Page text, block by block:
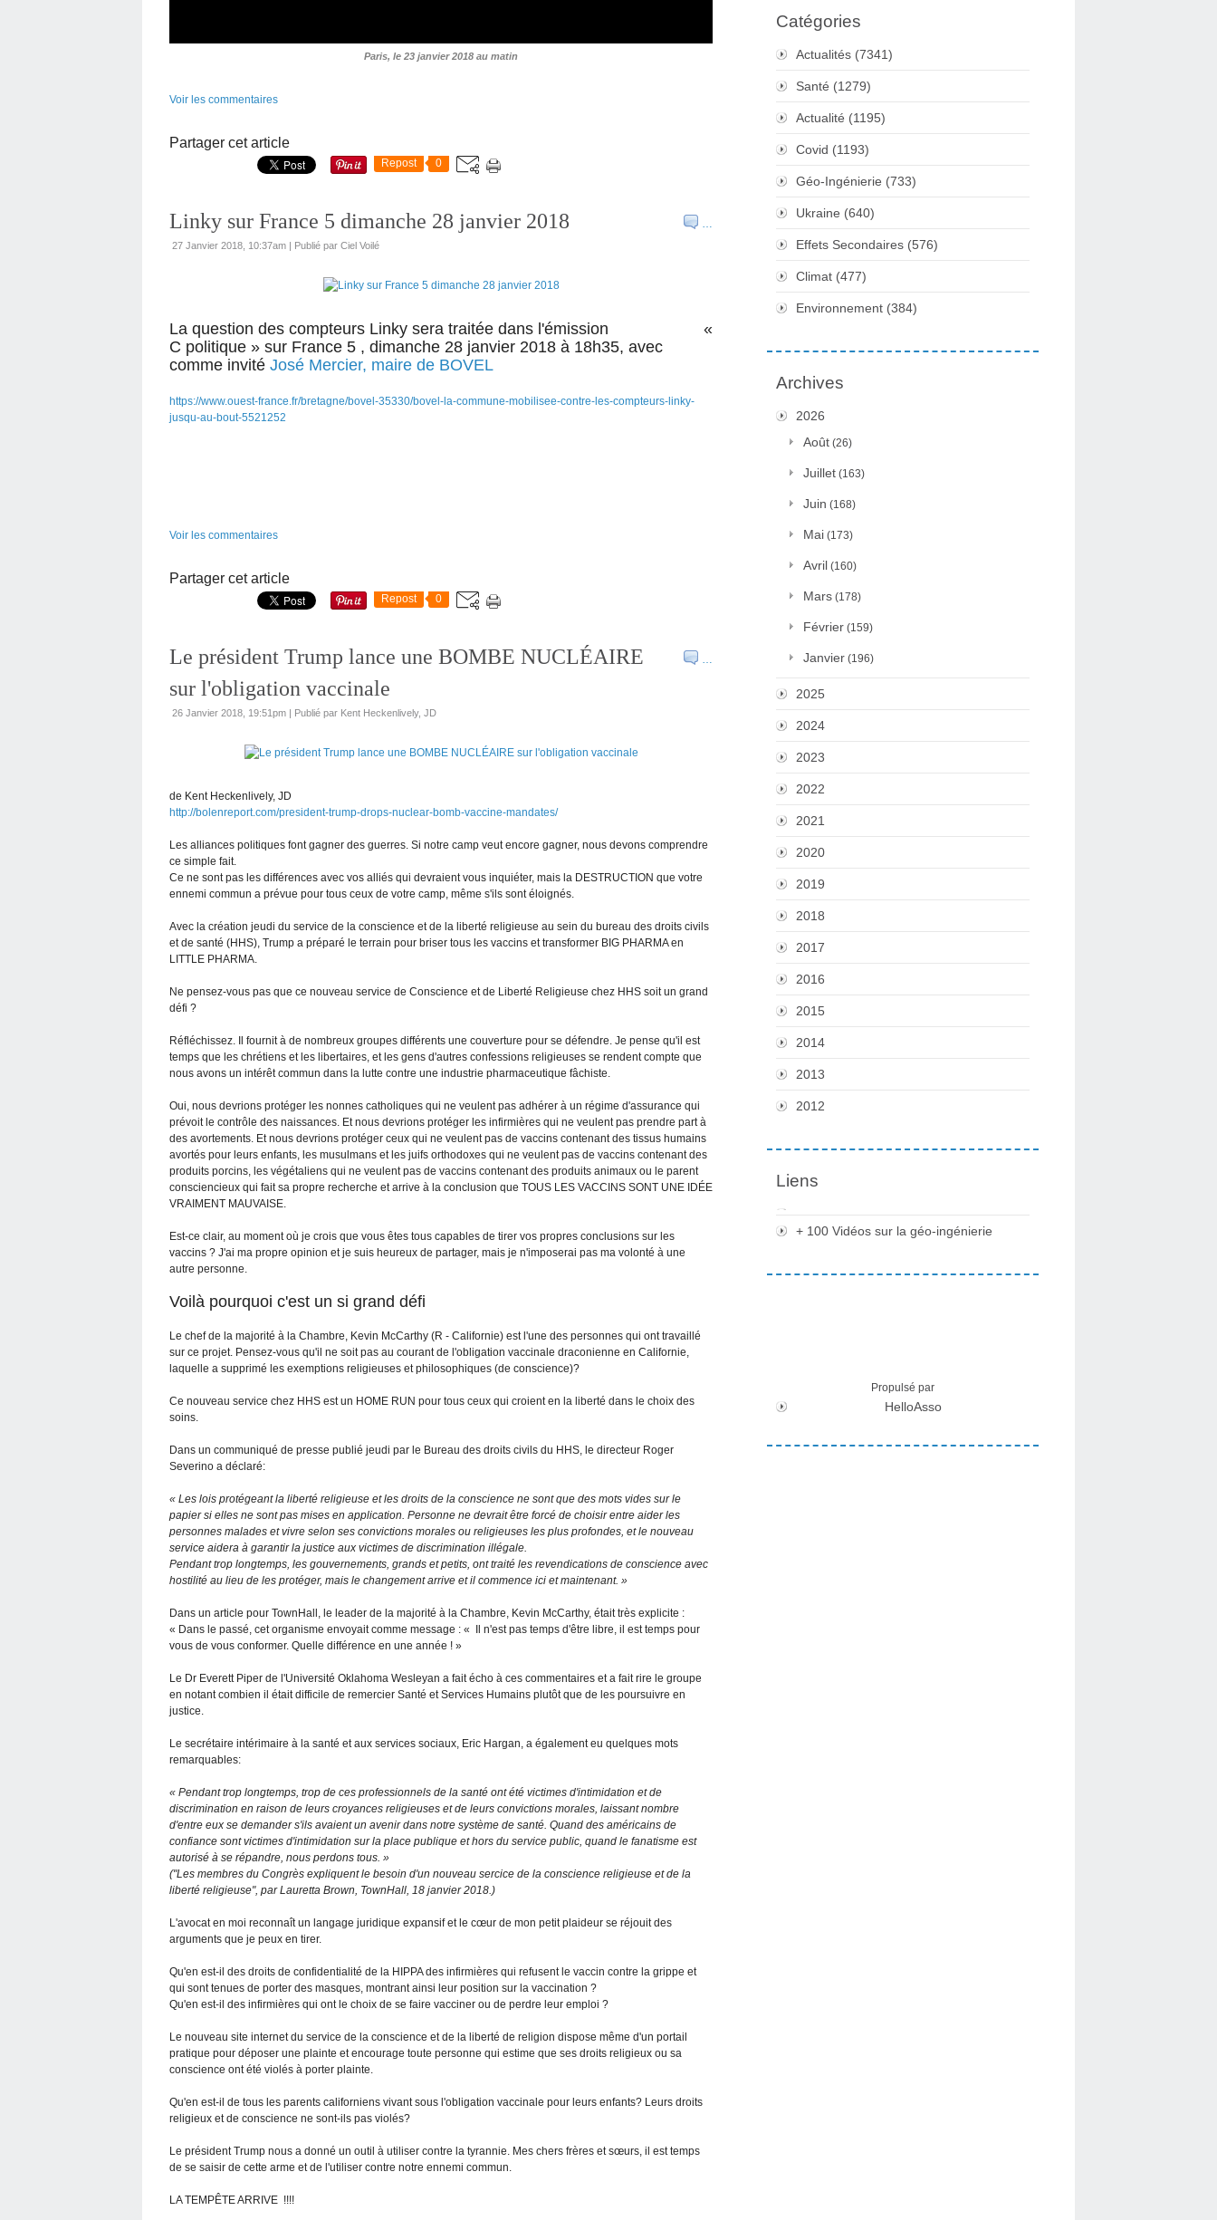
Paris, le 23 janvier 2018 au matin
Voir les commentaires
Partager cet article
Repost 0
…
Linky sur France 5 dimanche 28 janvier 2018
27 Janvier 2018, 10:37am | Publié par Ciel Voilé
La question des compteurs Linky sera traitée dans l'émission «
C politique » sur France 5 , dimanche 28 janvier 2018 à 18h35, avec
comme invité José Mercier, maire de BOVEL
https://www.ouest-france.fr/bretagne/bovel-35330/bovel-la-commune-mobilisee-contre-les-compteurs-linky-
jusqu-au-bout-5521252
Voir les commentaires
Partager cet article
Repost 0
…
Le président Trump lance une BOMBE NUCLÉAIRE
sur l'obligation vaccinale
26 Janvier 2018, 19:51pm | Publié par Kent Heckenlively, JD
de Kent Heckenlively, JD
http://bolenreport.com/president-trump-drops-nuclear-bomb-vaccine-mandates/
Les alliances politiques font gagner des guerres. Si notre camp veut encore gagner, nous devons comprendre
ce simple fait.
Ce ne sont pas les différences avec vos alliés qui devraient vous inquiéter, mais la DESTRUCTION que votre
ennemi commun a prévue pour tous ceux de votre camp, même s'ils sont éloignés.
Avec la création jeudi du service de la conscience et de la liberté religieuse au sein du bureau des droits civils
et de santé (HHS), Trump a préparé le terrain pour briser tous les vaccins et transformer BIG PHARMA en
LITTLE PHARMA.
Ne pensez-vous pas que ce nouveau service de Conscience et de Liberté Religieuse chez HHS soit un grand
défi ?
Réfléchissez. Il fournit à de nombreux groupes différents une couverture pour se défendre. Je pense qu'il est
temps que les chrétiens et les libertaires, et les gens d'autres confessions religieuses se rendent compte que
nous avons un intérêt commun dans la lutte contre une industrie pharmaceutique fâchiste.
Oui, nous devrions protéger les nonnes catholiques qui ne veulent pas adhérer à un régime d'assurance qui
prévoit le contrôle des naissances. Et nous devrions protéger les infirmières qui ne veulent pas prendre part à
des avortements. Et nous devrions protéger ceux qui ne veulent pas de vaccins contenant des tissus humains
avortés pour leurs enfants, les musulmans et les juifs orthodoxes qui ne veulent pas de vaccins contenant des
produits porcins, les végétaliens qui ne veulent pas de vaccins contenant des produits animaux ou le parent
consciencieux qui fait sa propre recherche et arrive à la conclusion que TOUS LES VACCINS SONT UNE IDÉE
VRAIMENT MAUVAISE.
Est-ce clair, au moment où je crois que vous êtes tous capables de tirer vos propres conclusions sur les
vaccins ? J'ai ma propre opinion et je suis heureux de partager, mais je n'imposerai pas ma volonté à une
autre personne.
Voilà pourquoi c'est un si grand défi
Le chef de la majorité à la Chambre, Kevin McCarthy (R - Californie) est l'une des personnes qui ont travaillé
sur ce projet. Pensez-vous qu'il ne soit pas au courant de l'obligation vaccinale draconienne en Californie,
laquelle a supprimé les exemptions religieuses et philosophiques (de conscience)?
Ce nouveau service chez HHS est un HOME RUN pour tous ceux qui croient en la liberté dans le choix des
soins.
Dans un communiqué de presse publié jeudi par le Bureau des droits civils du HHS, le directeur Roger
Severino a déclaré:
« Les lois protégeant la liberté religieuse et les droits de la conscience ne sont que des mots vides sur le
papier si elles ne sont pas mises en application. Personne ne devrait être forcé de choisir entre aider les
personnes malades et vivre selon ses convictions morales ou religieuses les plus profondes, et le nouveau
service aidera à garantir la justice aux victimes de discrimination illégale.
Pendant trop longtemps, les gouvernements, grands et petits, ont traité les revendications de conscience avec
hostilité au lieu de les protéger, mais le changement arrive et il commence ici et maintenant. »
Dans un article pour TownHall, le leader de la majorité à la Chambre, Kevin McCarthy, était très explicite :
« Dans le passé, cet organisme envoyait comme message : « Il n'est pas temps d'être libre, il est temps pour
vous de vous conformer. Quelle différence en une année ! »
Le Dr Everett Piper de l'Université Oklahoma Wesleyan a fait écho à ces commentaires et a fait rire le groupe
en notant combien il était difficile de remercier Santé et Services Humains plutôt que de les poursuivre en
justice.
Le secrétaire intérimaire à la santé et aux services sociaux, Eric Hargan, a également eu quelques mots
remarquables:
« Pendant trop longtemps, trop de ces professionnels de la santé ont été victimes d'intimidation et de
discrimination en raison de leurs croyances religieuses et de leurs convictions morales, laissant nombre
d'entre eux se demander s'ils avaient un avenir dans notre système de santé. Quand des américains de
confiance sont victimes d'intimidation sur la place publique et hors du service public, quand le fanatisme est
autorisé à se répandre, nous perdons tous. »
("Les membres du Congrès expliquent le besoin d'un nouveau sercice de la conscience religieuse et de la
liberté religieuse", par Lauretta Brown, TownHall, 18 janvier 2018.)
L'avocat en moi reconnaît un langage juridique expansif et le cœur de mon petit plaideur se réjouit des
arguments que je peux en tirer.
Qu'en est-il des droits de confidentialité de la HIPPA des infirmières qui refusent le vaccin contre la grippe et
qui sont tenues de porter des masques, montrant ainsi leur position sur la vaccination ?
Qu'en est-il des infirmières qui ont le choix de se faire vacciner ou de perdre leur emploi ?
Le nouveau site internet du service de la conscience et de la liberté de religion dispose même d'un portail
pratique pour déposer une plainte et encourage toute personne qui estime que ses droits religieux ou sa
conscience ont été violés à porter plainte.
Qu'en est-il de tous les parents californiens vivant sous l'obligation vaccinale pour leurs enfants? Leurs droits
religieux et de conscience ne sont-ils pas violés?
Le président Trump nous a donné un outil à utiliser contre la tyrannie. Mes chers frères et sœurs, il est temps
de se saisir de cette arme et de l'utiliser contre notre ennemi commun.
LA TEMPÊTE ARRIVE !!!!
Catégories
Actualités (7341)
Santé (1279)
Actualité (1195)
Covid (1193)
Géo-Ingénierie (733)
Ukraine (640)
Effets Secondaires (576)
Climat (477)
Environnement (384)
Archives
2026
Août (26)
Juillet (163)
Juin (168)
Mai (173)
Avril (160)
Mars (178)
Février (159)
Janvier (196)
2025
2024
2023
2022
2021
2020
2019
2018
2017
2016
2015
2014
2013
2012
Liens
+ 100 Vidéos sur la géo-ingénierie
Propulsé par
HelloAsso